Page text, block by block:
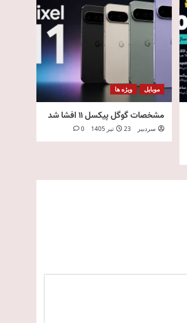
موبایل ویژه ها
مشخصات گوگل پیکسل ۱۱ افشا شد
سردبیر 23 تیر 1405 0